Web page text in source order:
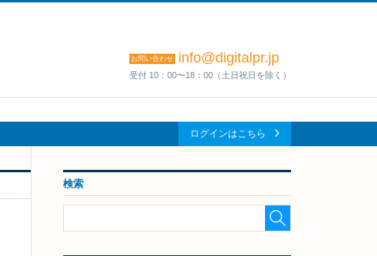
お問い合わせ info@digitalpr.jp
受付 10：00〜18：00（土日祝日を除く）
ログインはこちら
検索